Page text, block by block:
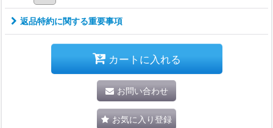
返品特約に関する重要事項
カートに入れる
お問い合わせ
お気に入り登録